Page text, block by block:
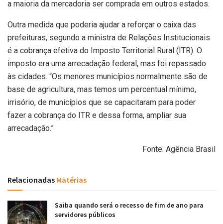
a maioria da mercadoria ser comprada em outros estados.
Outra medida que poderia ajudar a reforçar o caixa das
prefeituras, segundo a ministra de Relações Institucionais
é a cobrança efetiva do Imposto Territorial Rural (ITR). O
imposto era uma arrecadação federal, mas foi repassado
às cidades. “Os menores municípios normalmente são de
base de agricultura, mas temos um percentual mínimo,
irrisório, de municípios que se capacitaram para poder
fazer a cobrança do ITR e dessa forma, ampliar sua
arrecadação.”
Fonte: Agência Brasil
Relacionadas Matérias
Saiba quando será o recesso de fim de ano para
servidores públicos